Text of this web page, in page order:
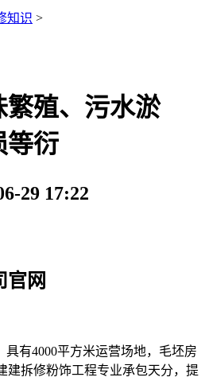
知识 >
殖、污水淤
等衍
29 17:22
官网
有4000平方米运营场地，毛坯房
建拆修粉饰工程专业承包天分，提